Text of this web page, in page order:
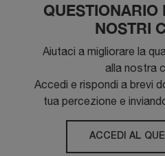
QUESTIONARIO
NOSTRI
Aiutaci a migliorare la
alla nostra
Accedi e rispondi a brevi
tua percezione e
ACCEDI AL